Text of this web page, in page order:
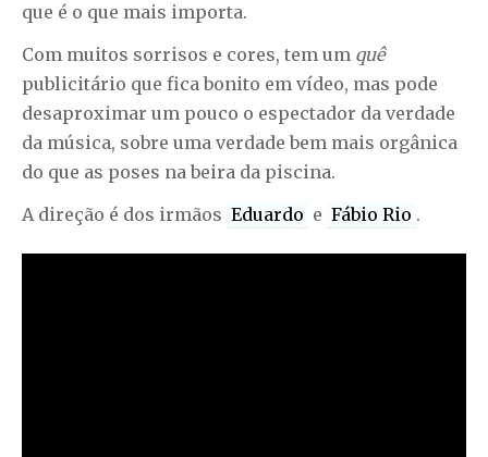
que é o que mais importa.
Com muitos sorrisos e cores, tem um quê
publicitário que fica bonito em vídeo, mas pode
desaproximar um pouco o espectador da verdade
da música, sobre uma verdade bem mais orgânica
do que as poses na beira da piscina.
A direção é dos irmãos Eduardo e Fábio Rio .